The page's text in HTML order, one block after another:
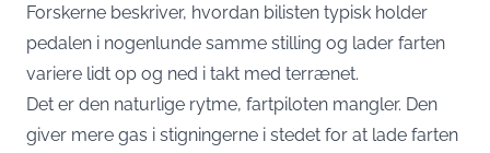
Forskerne beskriver, hvordan bilisten typisk holder
pedalen i nogenlunde samme stilling og lader farten
variere lidt op og ned i takt med terrænet.
Det er den naturlige rytme, fartpiloten mangler. Den
giver mere gas i stigningerne i stedet for at lade farten